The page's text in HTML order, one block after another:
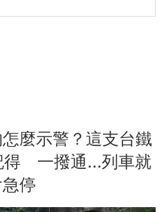
麼示警？這支台鐵
得 一撥通...列車就
停